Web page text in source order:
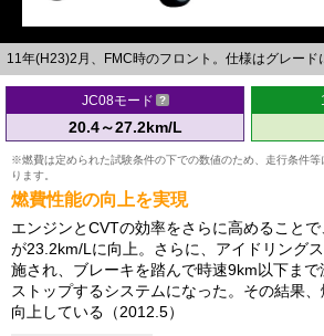
11年(H23)2月、FMC時のフロント。仕様はグレード
JC08モード
20.4～27.2km/L
※燃費は定められた試験条件の下での数値のため、走行条件等
ります。
燃費性能の向上を実現
エンジンとCVTの効率をさらに高めること
が23.2km/Lに向上。さらに、アイドリング
施され、ブレーキを踏んで時速9km以下ま
ストップするシステムになった。その結果
向上している（2012.5）